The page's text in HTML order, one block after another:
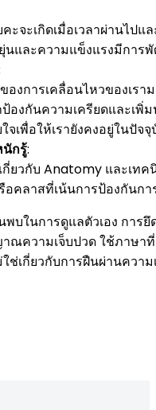
ะจะเกิดเมื่อเวลาผ่านไป
นและความแข็งแรงมีการ
งการเคลื่อนไหวของเรา
องกันความเครียดและเพิ่
จเพื่อให้เรายังคงอยู่ในปั
นักรู้:
กี่ยวกับ Anatomy และเท
อคลาสที่เน้นการป้องกันก
บในการดูแลตัวเอง การ
ณความเจ็บปวด ใช้ภาษา
ช่เกี่ยวกับการฝืนผ่านคว